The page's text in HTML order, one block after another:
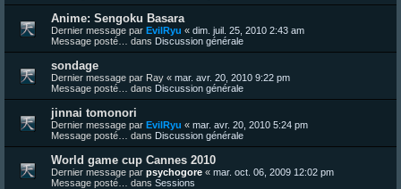
Anime: Sengoku Basara
Dernier message par EvilRyu « dim. juil. 25, 2010 2:43 am
Message posté… dans Discussion générale
sondage
Dernier message par Ray « mar. avr. 20, 2010 9:22 pm
Message posté… dans Discussion générale
jinnai tomonori
Dernier message par EvilRyu « mar. avr. 20, 2010 5:24 pm
Message posté… dans Discussion générale
World game cup Cannes 2010
Dernier message par psychogore « mar. oct. 06, 2009 12:02 pm
Message posté… dans Sessions